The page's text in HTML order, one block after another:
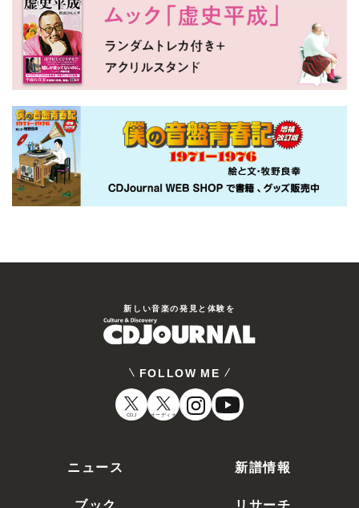
新しい⾳楽の発⾒と体験を
FOLLOW ME
CDJ オーディオ
ニュース
新譜情報
ブック
リサーチ